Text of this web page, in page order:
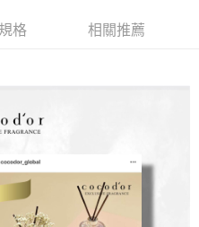
個別帳號之用戶狀況，依本公司即
格 相關推薦